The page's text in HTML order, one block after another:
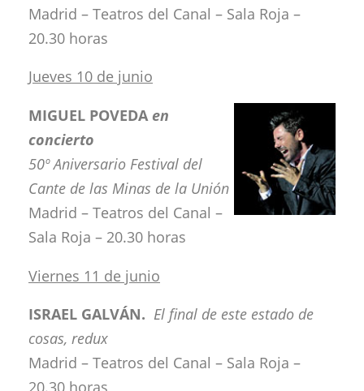
Madrid – Teatros del Canal – Sala Roja –
20.30 horas
Jueves 10 de junio
MIGUEL POVEDAen
concierto
50º Aniversario Festival del
Cante de las Minas de la Unión
Madrid – Teatros del Canal –
Sala Roja – 20.30 horas
Viernes 11 de junio
ISRAEL GALVÁN. El final de este estado de
cosas, redux
Madrid – Teatros del Canal – Sala Roja –